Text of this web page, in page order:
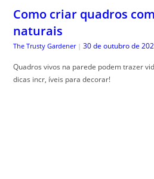
Como criar quadros
naturais
The Trusty Gardener | 30 de outubro de
Quadros vivos na parede podem trazer
dicas incr, íveis para decorar!